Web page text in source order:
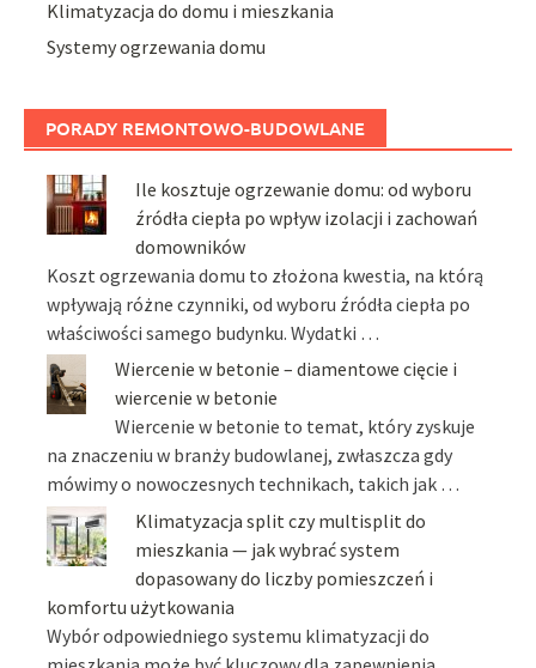
Klimatyzacja do domu i mieszkania
Systemy ogrzewania domu
PORADY REMONTOWO-BUDOWLANE
Ile kosztuje ogrzewanie domu: od wyboru
źródła ciepła po wpływ izolacji i zachowań
domowników
Koszt ogrzewania domu to złożona kwestia, na którą
wpływają różne czynniki, od wyboru źródła ciepła po
właściwości samego budynku. Wydatki …
Wiercenie w betonie – diamentowe cięcie i
wiercenie w betonie
Wiercenie w betonie to temat, który zyskuje
na znaczeniu w branży budowlanej, zwłaszcza gdy
mówimy o nowoczesnych technikach, takich jak …
Klimatyzacja split czy multisplit do
mieszkania — jak wybrać system
dopasowany do liczby pomieszczeń i
komfortu użytkowania
Wybór odpowiedniego systemu klimatyzacji do